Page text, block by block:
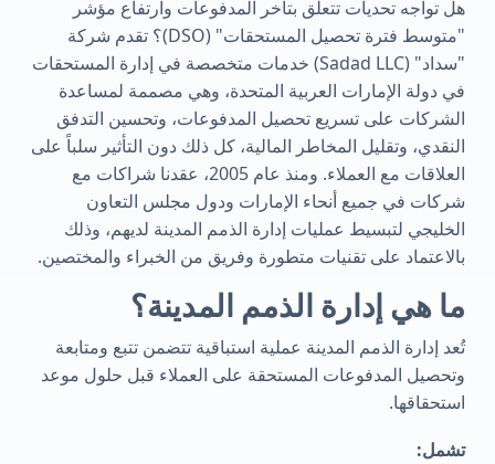
هل تواجه تحديات تتعلق بتأخر المدفوعات وارتفاع مؤشر
"متوسط ​​فترة تحصيل المستحقات" (DSO)؟ تقدم شركة
"سداد" (Sadad LLC) خدمات متخصصة في إدارة المستحقات
في دولة الإمارات العربية المتحدة، وهي مصممة لمساعدة
الشركات على تسريع تحصيل المدفوعات، وتحسين التدفق
النقدي، وتقليل المخاطر المالية، كل ذلك دون التأثير سلباً على
العلاقات مع العملاء. ومنذ عام 2005، عقدنا شراكات مع
شركات في جميع أنحاء الإمارات ودول مجلس التعاون
الخليجي لتبسيط عمليات إدارة الذمم المدينة لديهم، وذلك
بالاعتماد على تقنيات متطورة وفريق من الخبراء والمختصين.
ما هي إدارة الذمم المدينة؟
تُعد إدارة الذمم المدينة عملية استباقية تتضمن تتبع ومتابعة
وتحصيل المدفوعات المستحقة على العملاء قبل حلول موعد
استحقاقها.
تشمل: